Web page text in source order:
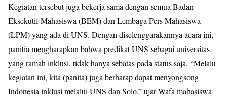
Kegiatan tersebut juga bekerja sama dengan semua Badan
Eksekutif Mahasiswa (BEM) dan Lembaga Pers Mahasiswa
(LPM) yang ada di UNS. Dengan diselenggarakannya acara ini,
panitia mengharapkan bahwa predikat UNS sebagai universitas
yang ramah inklusi, tidak hanya sebatas pada status saja. “Melalu
kegiatan ini, kita (panita) juga berharap dapat menyongsong
Indonesia inklusi melalui UNS dan Solo.” ujar Wafa mahasiswa